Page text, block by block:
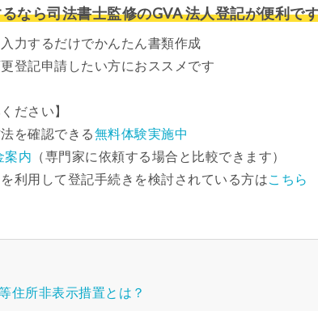
なら司法書士監修のGVA 法人登記が便利で
力するだけでかんたん書類作成
登記申請したい方におススメです
ださい】
を確認できる無料体験実施中
案内 （専門家に依頼する場合と比較できます）
利用して登記手続きを検討されている方はこちら
住所非表示措置とは？